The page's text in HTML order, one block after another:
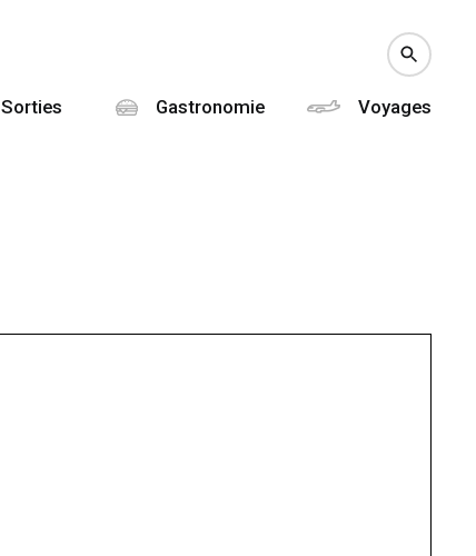
Sorties Gastronomie Voyages